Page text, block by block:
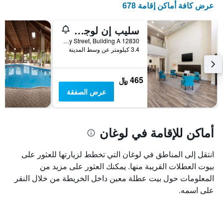
الذي
أيام
المخطط
التالي
1
محور
Y
الذي
سعر
غرفة
عرض كافة أماكن إقامة 678
سليب إن لوجان أوتشيو هوكينج هيلز
12830 Grey Street, Building A, لوغان, OH, الولايات المتحدة الأميريكية
3.4 كيلومتر عن وسط المدينة
465 ﷼
عرض الصفقة
أماكن للإقامة في لوغان
انتقل إلى المناطق في لوغان التي تخطط لزيارتها للعثور على
بيوت العطلات القريبة منها. يمكنك العثور على مزيد من
المعلومات حول بيت عطلة معين داخل الخريطة من خلال النقر
على اسمه.